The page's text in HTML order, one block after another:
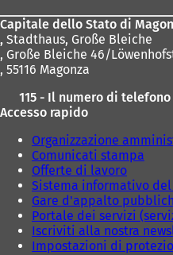
Capitale dello Stato di
, Stadthaus, Große Bleiche
, Große Bleiche 46/
, 55116 Magonza
115 - Il numero di
Accesso rapido
Organizzazione
Comunicati stampa
Offerte di lavoro
Sistema informativo del
Gare d'appalto
Portale dei servizi
Iscriviti alla nostra
Impostazioni di